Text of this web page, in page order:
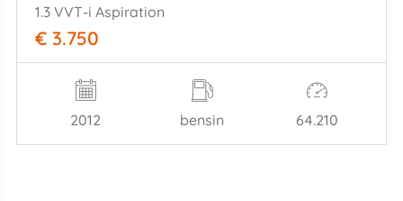
1.3 VVT-i Aspiration
€ 3.750
2012 bensin 64.210